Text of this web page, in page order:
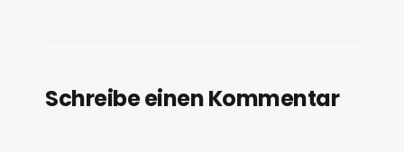
Schreibe einen Kommentar